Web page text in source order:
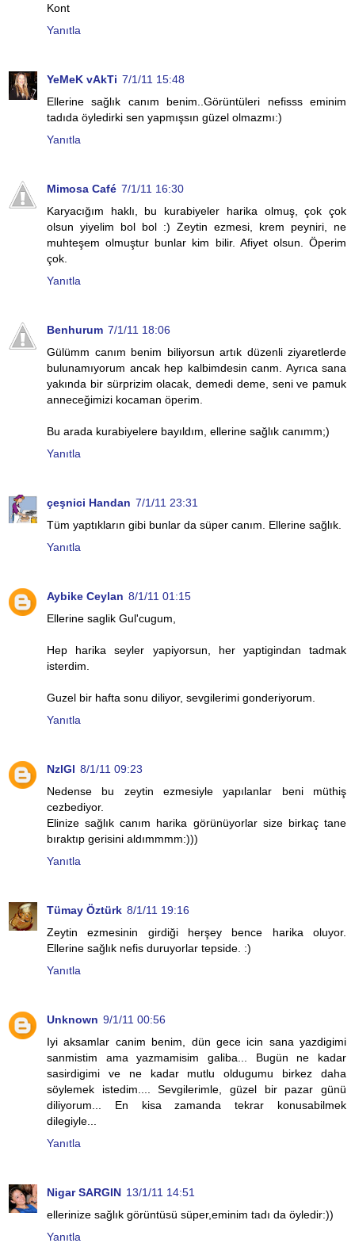
Kont
Yanıtla
YeMeK vAkTi 7/1/11 15:48
Ellerine sağlık canım benim..Görüntüleri nefisss eminim
tadıda öyledirki sen yapmışsın güzel olmazmı:)
Yanıtla
Mimosa Café 7/1/11 16:30
Karyacığım haklı, bu kurabiyeler harika olmuş, çok çok
olsun yiyelim bol bol :) Zeytin ezmesi, krem peyniri, ne
muhteşem olmuştur bunlar kim bilir. Afiyet olsun. Öperim
çok.
Yanıtla
Benhurum 7/1/11 18:06
Gülümm canım benim biliyorsun artık düzenli ziyaretlerde
bulunamıyorum ancak hep kalbimdesin canm. Ayrıca sana
yakında bir sürprizim olacak, demedi deme, seni ve pamuk
anneceğimizi kocaman öperim.
Bu arada kurabiyelere bayıldım, ellerine sağlık canımm;)
Yanıtla
çeşnici Handan 7/1/11 23:31
Tüm yaptıkların gibi bunlar da süper canım. Ellerine sağlık.
Yanıtla
Aybike Ceylan 8/1/11 01:15
Ellerine saglik Gul'cugum,
Hep harika seyler yapiyorsun, her yaptigindan tadmak
isterdim.
Guzel bir hafta sonu diliyor, sevgilerimi gonderiyorum.
Yanıtla
NzlGl 8/1/11 09:23
Nedense bu zeytin ezmesiyle yapılanlar beni müthiş
cezbediyor.
Elinize sağlık canım harika görünüyorlar size birkaç tane
bıraktıp gerisini aldımmmm:)))
Yanıtla
Tümay Öztürk 8/1/11 19:16
Zeytin ezmesinin girdiği herşey bence harika oluyor.
Ellerine sağlık nefis duruyorlar tepside. :)
Yanıtla
Unknown 9/1/11 00:56
Iyi aksamlar canim benim, dün gece icin sana yazdigimi
sanmistim ama yazmamisim galiba... Bugün ne kadar
sasirdigimi ve ne kadar mutlu oldugumu birkez daha
söylemek istedim.... Sevgilerimle, güzel bir pazar günü
diliyorum... En kisa zamanda tekrar konusabilmek
dilegiyle...
Yanıtla
Nigar SARGIN 13/1/11 14:51
ellerinize sağlık görüntüsü süper,eminim tadı da öyledir:))
Yanıtla